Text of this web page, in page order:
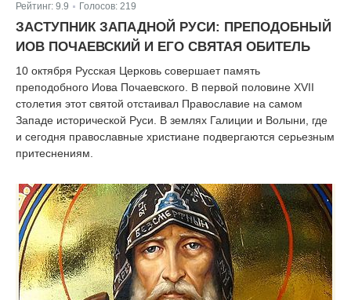
Рейтинг: 9.9 Голосов: 219
ЗАСТУПНИК ЗАПАДНОЙ РУСИ: ПРЕПОДОБНЫЙ
ИОВ ПОЧАЕВСКИЙ И ЕГО СВЯТАЯ ОБИТЕЛЬ
10 октября Русская Церковь совершает память
преподобного Иова Почаевского. В первой половине XVII
столетия этот святой отстаивал Православие на самом
Западе исторической Руси. В землях Галиции и Волыни, где
и сегодня православные христиане подвергаются серьезным
притеснениям.